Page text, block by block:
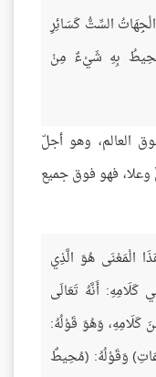
السِّتُّ كَسَائِرِ
يُحِيطُ بِهِ شَيْءٌ مِنْ
العالم، وهو أجلّ
فهو فوق جميع
الْمَعْنَى هُوَ الَّذِي
كَلَامِهِ: أَنَّهُ تَعَالَى
وَهُوَ قَوْلُهُ:
وَقَوْلُهُ: (مُحِيطٌ